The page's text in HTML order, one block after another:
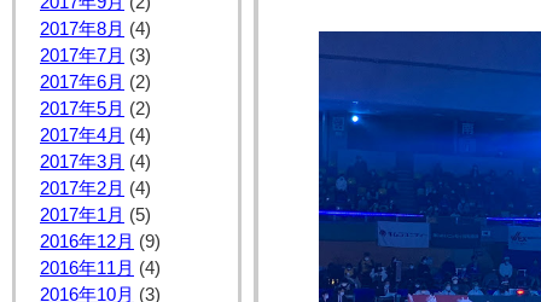
2017年8月 (4)
2017年7月 (3)
2017年6月 (2)
2017年5月 (2)
2017年4月 (4)
2017年3月 (4)
2017年2月 (4)
2017年1月 (5)
2016年12月 (9)
2016年11月 (4)
2016年10月 (3)